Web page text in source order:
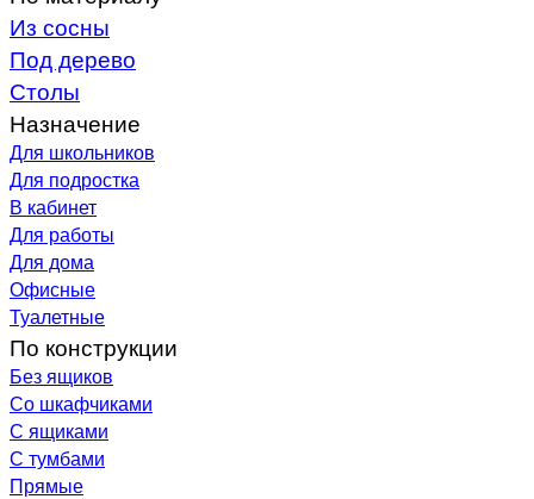
Из сосны
Под дерево
Столы
Назначение
Для школьников
Для подростка
В кабинет
Для работы
Для дома
Офисные
Туалетные
По конструкции
Без ящиков
Со шкафчиками
С ящиками
С тумбами
Прямые